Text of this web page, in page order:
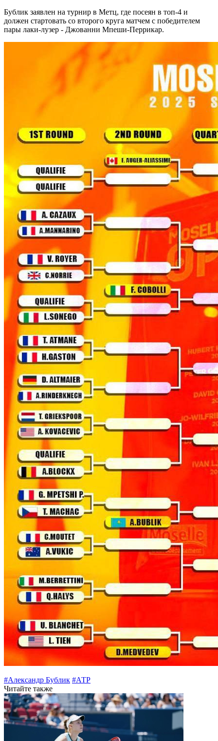
Бублик заявлен на турнир в Метц, где посеян в топ-4 и
должен стартовать со второго круга матчем с победителем
пары лаки-лузер - Джованни Мпеши-Перрикар.
#Александр Бублик #АТР
Читайте также